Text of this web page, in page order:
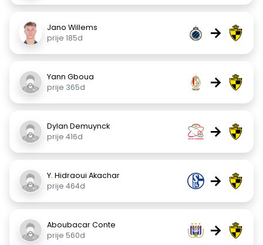
Jano Willems
prije 185d
→
Yann Gboua
prije 365d
→
Dylan Demuynck
prije 416d
→
Y. Hidraoui Akachar
prije 464d
→
Aboubacar Conte
prije 560d
→